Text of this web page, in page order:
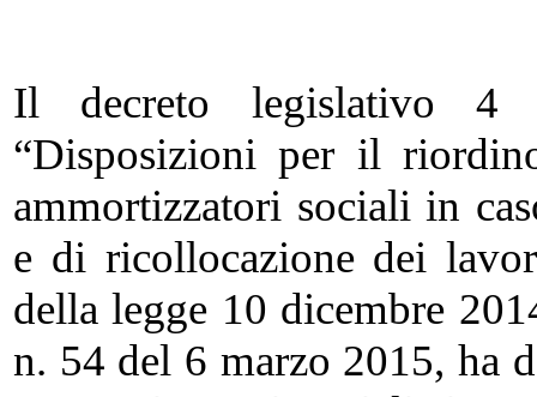
Il decreto legislativo 4
“Disposizioni per il
ammortizzatori sociali in
e di ricollocazione dei
della legge 10 dicembre
n. 54 del 6 marzo 2015, ha